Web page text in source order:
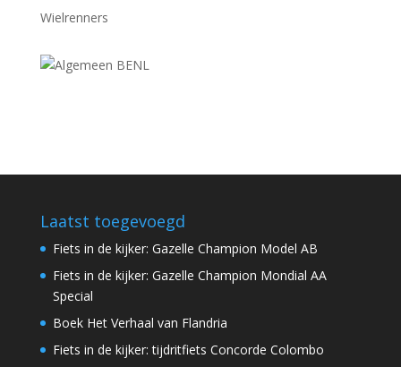
Wielrenners
Laatst toegevoegd
Fiets in de kijker: Gazelle Champion Model AB
Fiets in de kijker: Gazelle Champion Mondial AA
Special
Boek Het Verhaal van Flandria
Fiets in de kijker: tijdritfiets Concorde Colombo